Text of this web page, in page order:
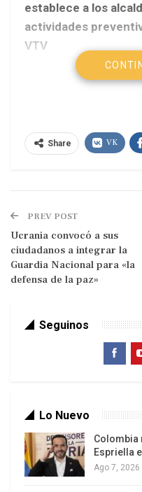
establece a los
actividades
VTV
La sala
Alvarado, admitió la
derechos colectivos
respectivamente.
Asimismo la Sala del
amparo cautelar en
presentada por
los cuales ejercen
acciones y utilicen
el libre tránsito de
Ordena la sentencia
inmediata remoción
mantengan las vías y
Share VK
PREV POST
Ucrania convocó a sus
ciudadanos a integrar la
Guardia Nacional para «la
defensa de la paz»
Seguinos
Lo Nuevo
Colombia
Espriella
Ago 7, 2026